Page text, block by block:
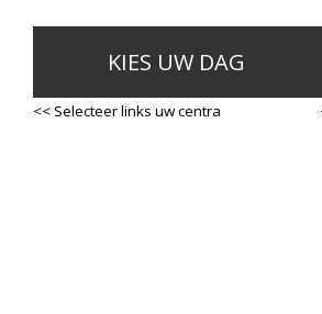
KIES UW DAG
<< Selecteer links uw centra